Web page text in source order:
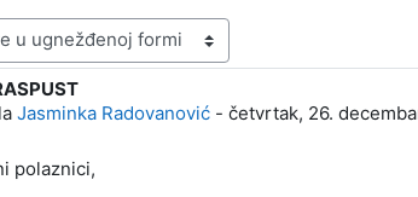
Jasminka Radovanović- četvrtak, 26.
0
polaznici,